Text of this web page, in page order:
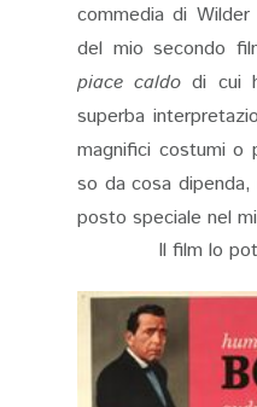
commedia di
del mio secondo
piace caldodi cui
superba
magnifici costumi o
so da cosa
posto speciale nel
Il film lo